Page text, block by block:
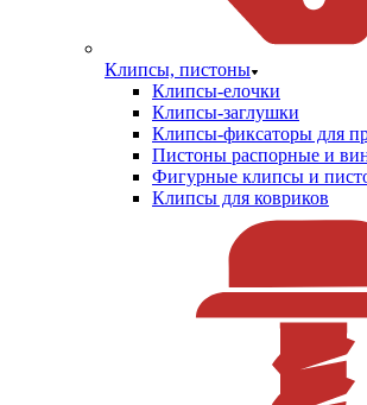
Клипсы, пистоны
Клипсы-елочки
Клипсы-заглушки
Клипсы-фиксаторы для
Пистоны распорные и
Фигурные клипсы и
Клипсы для ковриков